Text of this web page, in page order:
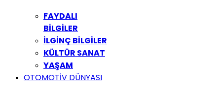
FAYDALI
BİLGİLER
İLGİNÇ BİLGİLER
KÜLTÜR SANAT
YAŞAM
OTOMOTİV DÜNYASI